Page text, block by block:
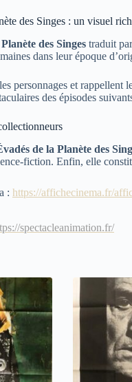
des Singes : un visuel
des Singes traduit
dans leur époque
personnages et
des épisodes
de la Planète des
fiction. Enfin, elle
: https://affichecinema.fr/
spectacleanimation.fr/